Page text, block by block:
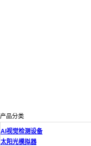
产品分类
AI视觉检测设备
太阳光模拟器